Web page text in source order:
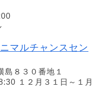
マルチャンスセン
島８３０番地１
１２月３１日～１月